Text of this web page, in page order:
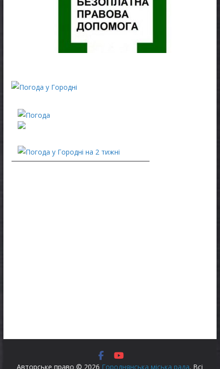
Авторське право © 2026 Городнянська міська рада. Всі